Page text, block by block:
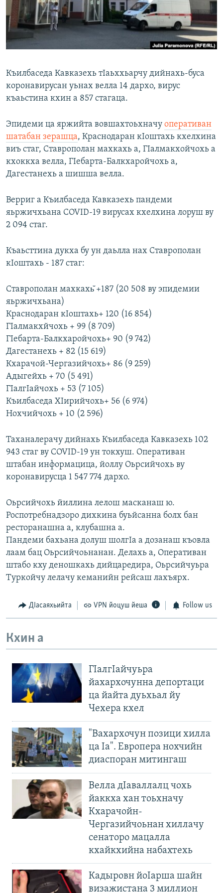
Къилбаседа Кавказехь тIаьххьарчу дийнахь-буса
коронавирусан уьнах велла 14 дархо, вирус
къаьстина кхин а 857 стагаца.
Эпидеми ца яржийта вовшахтоьхначу оперативан
шатабан зерашца, Краснодаран кIоштахь кхелхина
виъ стаг, Ставрополан махкахь а, ГIалмакхойчохь а
кхоккха велла, ГIебарта-Балкхаройчохь а,
Дагестанехь а шишша велла.
Верриг а Къилбаседа Кавказехь пандеми
яьржичхьана COVID-19 вирусах кхелхина лоруш ву
2 094 стаг.
Къаьсттина дукха бу ун даьлла нах Ставрополан
кIоштахь - 187 стаг:
Ставрополан махкахь̆ +187 (20 508 ву эпидемии
яьржичхьана)
Краснодаран кIоштахь+ 120 (16 854)
ГIалмакхйчохь + 99 (8 709)
ГIебарта-Балкхаройчохь+ 90 (9 742)
Дагестанехь + 82 (15 619)
Кхарачой-Чергазийчохь+ 86 (9 259)
Адыгейхь + 70 (5 491)
ГIалгIайчохь + 53 (7 105)
Къилбаседа ХIирийчохь+ 56 (6 974)
Нохчийчохь + 10 (2 596)
Таханалерачу дийнахь Къилбаседа Кавказехь 102
943 стаг ву COVID-19 ун токхуш. Оперативан
штабан информацица, йоллу Оьрсийчохь ву
коронавирусца 1 547 774 дархо.
Оьрсийчохь йиллина лелош масканаш ю.
Роспотребнадзоро дихкина буьйсанна болх бан
ресторанашна а, клубашна а.
Пандеми бахьана долуш шолгIа а дозанаш къовла
лаам бац Оьрсийчоьнанан. Делахь а, Оперативан
штабо кху деношкахь дийцаредира, Оьрсийчуьра
Туркойчу лелачу кеманийн рейсаш лахъярх.
ДIасаяхьийта VPN йоцуш йеша Follow us
Кхин а
ГIалгIайчуьра
йахархочунна депортаци
ца йайта дуьхьал йу
Чехера кхел
"Вахархочун позици хилла
ца Iа". Европера нохчийн
диаспоран митингаш
Велла дIаваллалц чохь
йаккха хан тоьхначу
Кхарачойн-
Чергазийчоьнан хиллачу
сенаторо мацалла
кхайкхийна набахтехь
Кадыровн йоIарша шайн
визажистана 3 миллион